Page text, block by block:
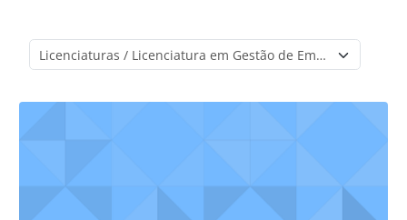
Course categories